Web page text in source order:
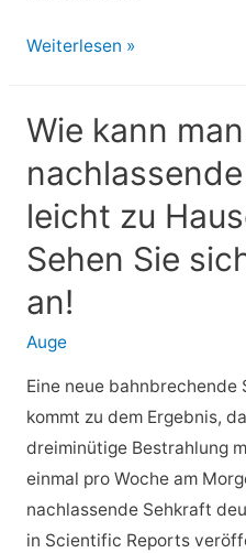
Vuity,
der
FDA
zugelassene
Augentropfen
könnten
Lesebrillen
ältere
Menschen
ersetzen
Weiterlesen »
Wie kann man
leicht zu
Sehen Sie
an!
Auge
Eine neue bahnbrechende
kommt zu dem Ergebnis,
dreiminütige Bestrahlung
einmal pro Woche am
nachlassende Sehkraft
in Scientific Reports